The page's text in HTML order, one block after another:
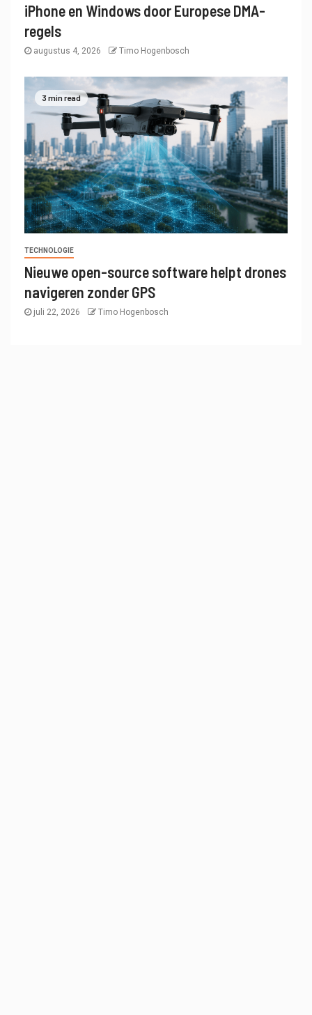
iPhone en Windows door Europese DMA-
regels
augustus 4, 2026 Timo Hogenbosch
3 min read
TECHNOLOGIE
Nieuwe open-source software helpt drones
navigeren zonder GPS
juli 22, 2026 Timo Hogenbosch